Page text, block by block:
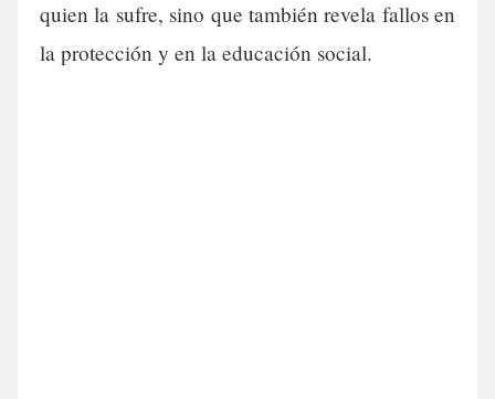
quien la sufre, sino que también revela fallos en
la protección y en la educación social.